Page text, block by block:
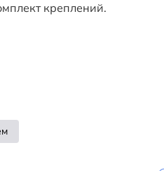
креплений.